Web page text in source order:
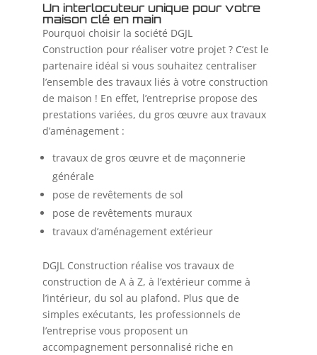
Un interlocuteur unique pour votre
maison clé en main
Pourquoi choisir la société DGJL
Construction pour réaliser votre projet ? C’est le
partenaire idéal si vous souhaitez centraliser
l’ensemble des travaux liés à votre construction
de maison ! En effet, l’entreprise propose des
prestations variées, du gros œuvre aux travaux
d’aménagement :
travaux de gros œuvre et de maçonnerie
générale
pose de revêtements de sol
pose de revêtements muraux
travaux d’aménagement extérieur
DGJL Construction réalise vos travaux de
construction de A à Z, à l’extérieur comme à
l’intérieur, du sol au plafond. Plus que de
simples exécutants, les professionnels de
l’entreprise vous proposent un
accompagnement personnalisé riche en